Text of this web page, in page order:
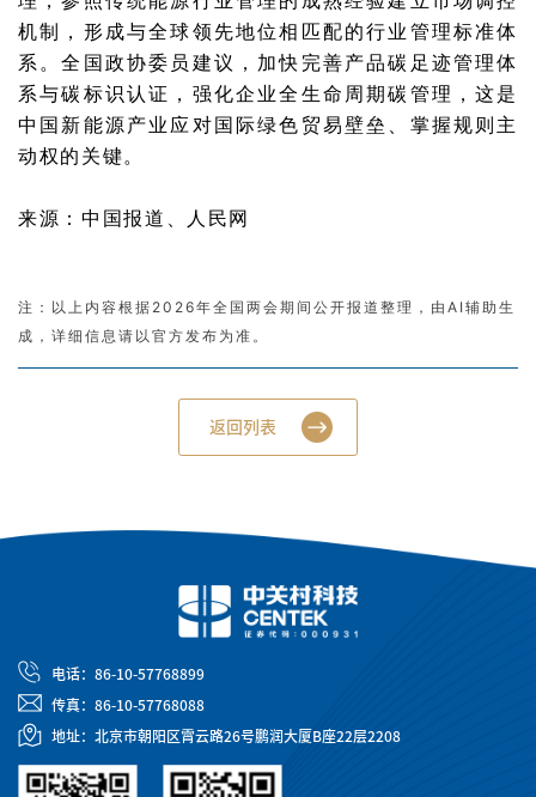
机制，形成与全球领先地位相匹配的行业管理标准体
系。全国政协委员建议，加快完善产品碳足迹管理体
系与碳标识认证，强化企业全生命周期碳管理，这是
中国新能源产业应对国际绿色贸易壁垒、掌握规则主
动权的关键。
来源：中国报道、人民网
注：以上内容根据2026年全国两会期间公开报道整理，由AI辅助生
成，详细信息请以官方发布为准。
返回列表
电话：86-10-57768899
传真：86-10-57768088
地址：北京市朝阳区霄云路26号鹏润大厦B座22层2208